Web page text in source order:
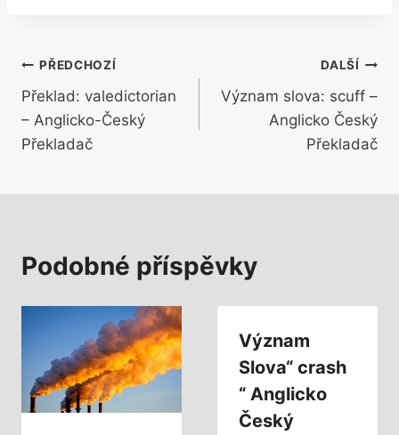
Navigace
pro
příspěvek
PŘEDCHOZÍ
Překlad: valedictorian
– Anglicko-Český
Překladač
DALŠÍ
Význam slova: scuff –
Anglicko Český
Překladač
Podobné příspěvky
Význam
Slova“ crash
“ Anglicko
Český